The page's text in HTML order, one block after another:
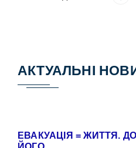
АКТУАЛЬНІ
ЕВАКУАЦІЯ = ЖИТТЯ.